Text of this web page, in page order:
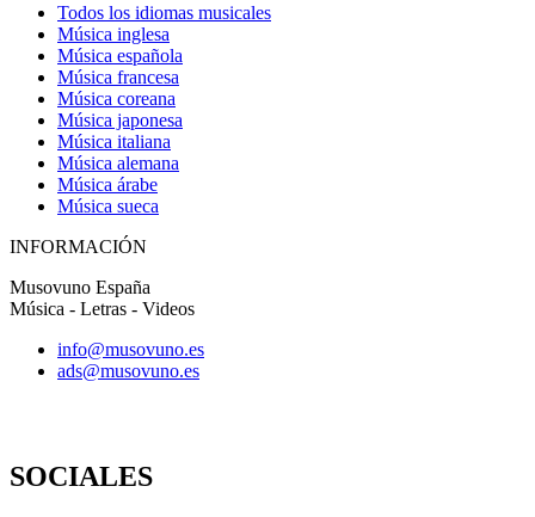
Todos los idiomas musicales
Música inglesa
Música española
Música francesa
Música coreana
Música japonesa
Música italiana
Música alemana
Música árabe
Música sueca
INFORMACIÓN
Musovuno España
Música - Letras - Videos
info@musovuno.es
ads@musovuno.es
SOCIALES